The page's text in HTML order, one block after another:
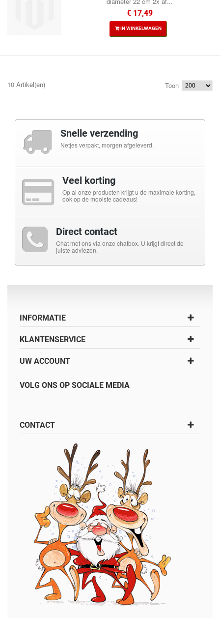
€ 17,49
IN WINKELWAGEN
10 Artikel(en) Toon
Snelle verzending
Netjes verpakt, morgen afgeleverd.
Veel korting
Op al onze producten krijgt u de maximale korting,
ook op de mooiste cadeaus!
Direct contact
Chat met ons via onze chatbox. U krijgt direct de
juiste adviezen.
INFORMATIE
KLANTENSERVICE
UW ACCOUNT
VOLG ONS OP SOCIALE MEDIA
CONTACT